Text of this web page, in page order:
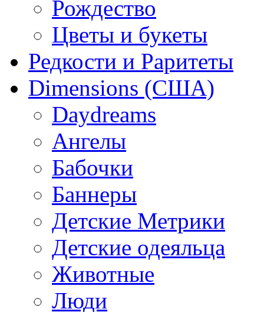
Рождество
Цветы и букеты
Редкости и Раритеты
Dimensions (США)
Daydreams
Ангелы
Бабочки
Баннеры
Детские Метрики
Детские одеяльца
Животные
Люди